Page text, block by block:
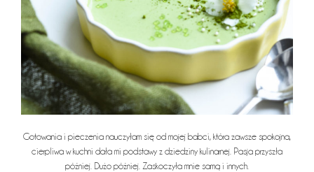
Gotowania i pieczenia nauczyłam się od mojej babci, która zawsze spokojna,
cierpliwa w kuchni dała mi podstawy z dziedziny kulinarnej. Pasja przyszła
później. Dużo później. Zaskoczyła mnie samą i innych.